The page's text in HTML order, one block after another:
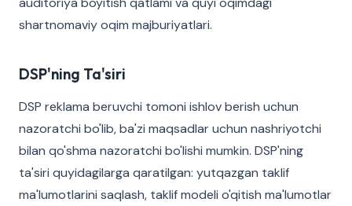
shartnomaviy oqim majburiyatlari.
DSP'ning Ta'siri
DSP reklama beruvchi tomoni ishlov berish uchun
nazoratchi bo'lib, ba'zi maqsadlar uchun nashriyotchi
bilan qo'shma nazoratchi bo'lishi mumkin. DSP'ning
ta'siri quyidagilarga qaratilgan: yutqazgan taklif
ma'lumotlarini saqlash, taklif modeli o'qitish ma'lumotlar